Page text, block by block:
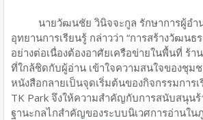
นายวัฒนชัย วินิจจะกูล รักษาการผู้อำน
อุทยานการเรียนรู้ กล่าวว่า “การสร้างวัฒนธ
อย่างต่อเนื่องต้องอาศัยเครือข่ายในพื้นที่ ร้า
ที่ใกล้ชิดกับผู้อ่าน เข้าใจความสนใจของชุม
หนังสือกลายเป็นจุดเริ่มต้นของกิจกรรมการ
TK Park จึงให้ความสำคัญกับการสนับสนุน
ฐานะกลไกสำคัญของระบบนิเวศการอ่านใน